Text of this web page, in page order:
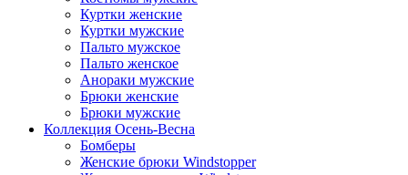
Куртки женские
Куртки мужские
Пальто мужское
Пальто женское
Анораки мужские
Брюки женские
Брюки мужские
Коллекция Осень-Весна
Бомберы
Женские брюки Windstopper